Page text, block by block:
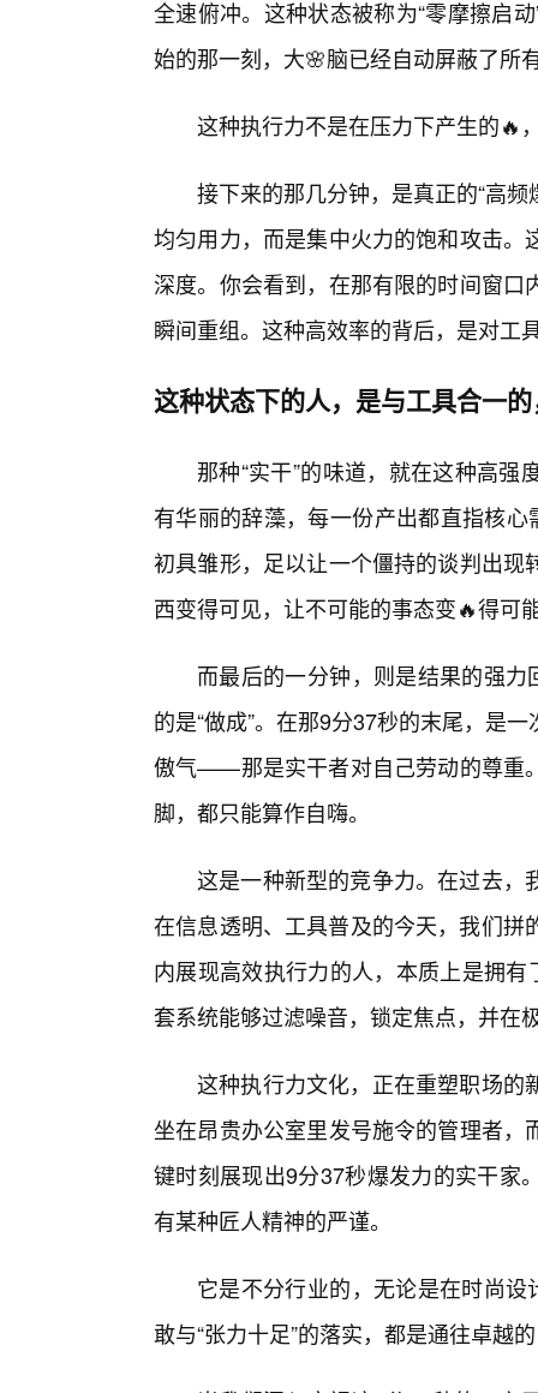
全速俯冲。这种状态被称为“零摩擦启
始的那一刻，大🌸脑已经自动屏蔽了所
这种执行力不是在压力下产生的🔥
接下来的那几分钟，是真正的“高
均匀用力，而是集中火力的饱和攻击
深度。你会看到，在那有限的时间窗
瞬间重组。这种高效率的背后，是对工
这种状态下的人，是与工具合一
那种“实干”的味道，就在这种高
有华丽的辞藻，每一份产出都直指核
初具雏形，足以让一个僵持的谈判出
西变得可见，让不可能的事态变🔥得可
而最后的一分钟，则是结果的强力
的是“做成”。在那9分37秒的末尾，是
傲气——那是实干者对自己劳动的尊重
脚，都只能算作自嗨。
这是一种新型的竞争力。在过去，
在信息透明、工具普及的今天，我们拼
内展现高效执行力的人，本质上是拥
套系统能够过滤噪音，锁定焦点，并在
这种执行力文化，正在重塑职场的
坐在昂贵办公室里发号施令的管理者
键时刻展现出9分37秒爆发力的实干家
有某种匠人精神的严谨。
它是不分行业的，无论是在时尚设
敢与“张力十足”的落实，都是通往卓越